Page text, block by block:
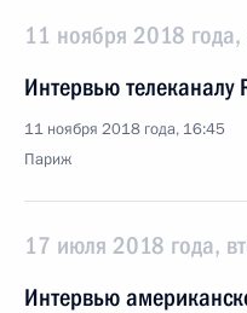
11 ноября 2018 года,
Интервью телеканалу
11 ноября 2018 года, 16:45
Париж
17 июля 2018 года,
Интервью